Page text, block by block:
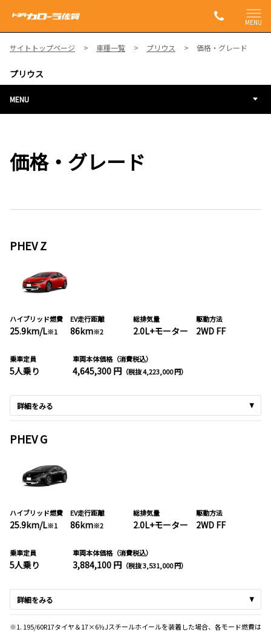
MENU
サイトトップページ 車種一覧 プリウス 価格・グレード
プリウス
MENU
価格・グレード
PHEV Z
ハイブリッド燃費
25.9km/L※1
EV走行距離
86km※2
総排気量
2.0L+モーター
駆動方法
2WD FF
乗車定員
5人乗り
車両本体価格（消費税込）
4,645,300 円（税抜 4,223,000 円）
詳細をみる
PHEV G
ハイブリッド燃費
25.9km/L※1
EV走行距離
86km※2
総排気量
2.0L+モーター
駆動方法
2WD FF
乗車定員
5人乗り
車両本体価格（消費税込）
3,884,100 円 （税抜 3,531,000 円）
詳細をみる
※1. 195/60R17タイヤ＆17×6½Jスチールホイールを装着した場合、各モード燃費は